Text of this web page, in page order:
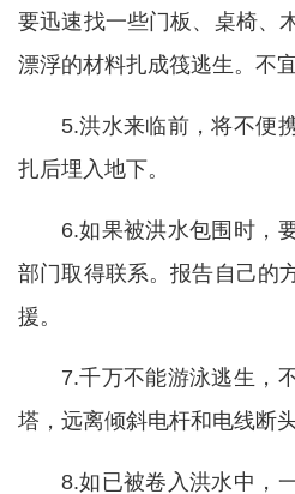
要迅速找一些门板、桌椅、
漂浮的材料扎成筏逃生。不
5.洪水来临前，将不便
扎后埋入地下。
6.如果被洪水包围时，
部门取得联系。报告自己的
援。
7.千万不能游泳逃生，
塔，远离倾斜电杆和电线断头
8.如已被卷入洪水中，